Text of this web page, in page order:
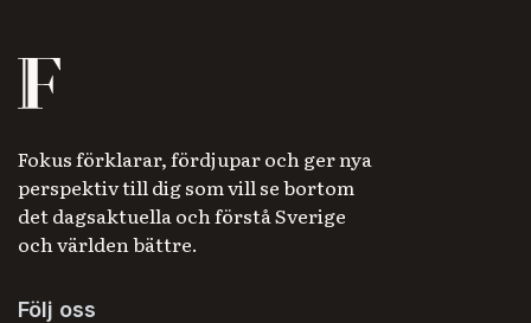
Fokus förklarar, fördjupar och ger nya
perspektiv till dig som vill se bortom
det dagsaktuella och förstå Sverige
och världen bättre.
Följ oss